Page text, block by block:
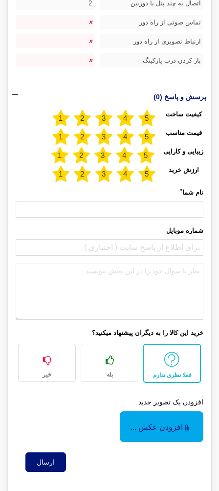
اتصال به چند پنل یا دوربین 2
تماس صوتی از راه دور
ارتباط تصویری از راه دور
باز کردن درب پارکینگ
پرسش و پاسخ (0)
کیفیت ساخت
قیمت مناسب
زیبایی و کارایی
ارزش خرید
نام شما*
شماره موبایل
خرید این کالا را به دیگران پیشنهاد میکنید؟
فعلا نظری ندارم بله خیر
افزودن یک تصویر جدید
افزودن عکس ...
ارسال